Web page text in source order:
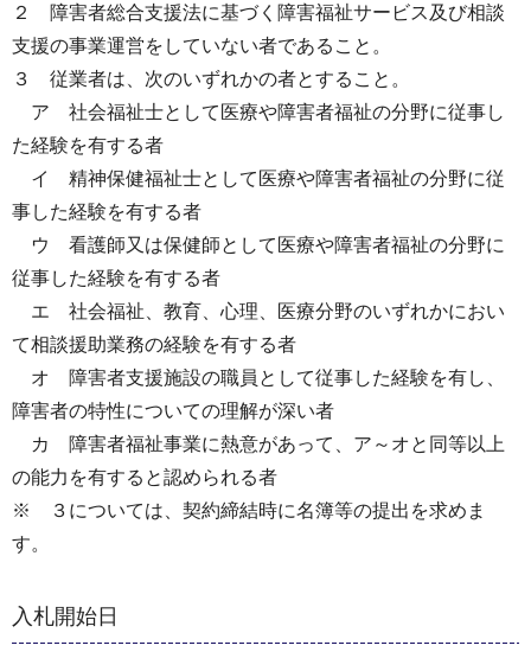
２ 障害者総合支援法に基づく障害福祉サービス及び相談
支援の事業運営をしていない者であること。
３ 従業者は、次のいずれかの者とすること。
ア 社会福祉士として医療や障害者福祉の分野に従事し
た経験を有する者
イ 精神保健福祉士として医療や障害者福祉の分野に従
事した経験を有する者
ウ 看護師又は保健師として医療や障害者福祉の分野に
従事した経験を有する者
エ 社会福祉、教育、心理、医療分野のいずれかにおい
て相談援助業務の経験を有する者
オ 障害者支援施設の職員として従事した経験を有し、
障害者の特性についての理解が深い者
カ 障害者福祉事業に熱意があって、ア～オと同等以上
の能力を有すると認められる者
※ ３については、契約締結時に名簿等の提出を求めま
す。
入札開始日